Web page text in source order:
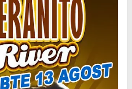
Magix Vegas Pro 23 está en camino: ¡confirmado por una fuente muy fiable!